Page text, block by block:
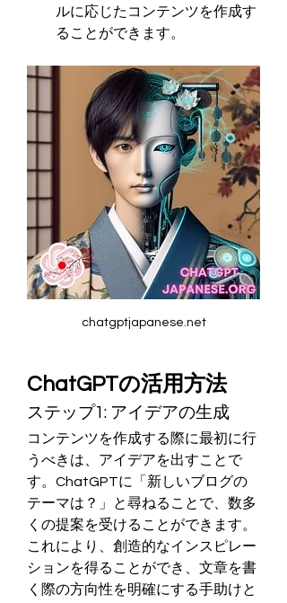
ルに応じたコンテンツを作成す
ることができます。
chatgptjapanese.net
ChatGPTの活用方法
ステップ1: アイデアの生成
コンテンツを作成する際に最初に行
うべきは、アイデアを出すことで
す。ChatGPTに「新しいブログの
テーマは？」と尋ねることで、数多
くの提案を受けることができます。
これにより、創造的なインスピレー
ションを得ることができ、文章を書
く際の方向性を明確にする手助けと